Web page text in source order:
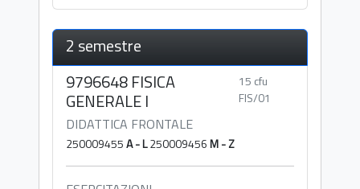
2 semestre
9796648 FISICA
GENERALE I
15 cfu
FIS/01
DIDATTICA FRONTALE
250009455A - L250009456M - Z